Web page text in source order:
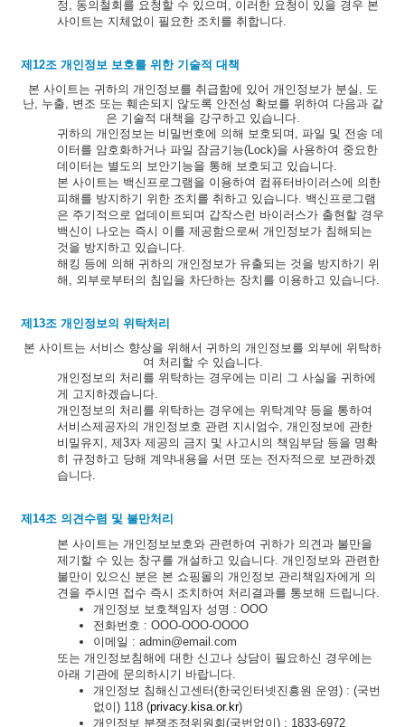
정, 동의철회를 요청할 수 있으며, 이러한 요청이 있을 경우 본
사이트는 지체없이 필요한 조치를 취합니다.
제12조 개인정보 보호를 위한 기술적 대책
본 사이트는 귀하의 개인정보를 취급함에 있어 개인정보가 분실, 도
난, 누출, 변조 또는 훼손되지 않도록 안전성 확보를 위하여 다음과 같
은 기술적 대책을 강구하고 있습니다.
귀하의 개인정보는 비밀번호에 의해 보호되며, 파일 및 전송 데
이터를 암호화하거나 파일 잠금기능(Lock)을 사용하여 중요한
데이터는 별도의 보안기능을 통해 보호되고 있습니다.
본 사이트는 백신프로그램을 이용하여 컴퓨터바이러스에 의한
피해를 방지하기 위한 조치를 취하고 있습니다. 백신프로그램
은 주기적으로 업데이트되며 갑작스런 바이러스가 출현할 경우
백신이 나오는 즉시 이를 제공함으로써 개인정보가 침해되는
것을 방지하고 있습니다.
해킹 등에 의해 귀하의 개인정보가 유출되는 것을 방지하기 위
해, 외부로부터의 침입을 차단하는 장치를 이용하고 있습니다.
제13조 개인정보의 위탁처리
본 사이트는 서비스 향상을 위해서 귀하의 개인정보를 외부에 위탁하
여 처리할 수 있습니다.
개인정보의 처리를 위탁하는 경우에는 미리 그 사실을 귀하에
게 고지하겠습니다.
개인정보의 처리를 위탁하는 경우에는 위탁계약 등을 통하여
서비스제공자의 개인정보호 관련 지시엄수, 개인정보에 관한
비밀유지, 제3자 제공의 금지 및 사고시의 책임부담 등을 명확
히 규정하고 당해 계약내용을 서면 또는 전자적으로 보관하겠
습니다.
제14조 의견수렴 및 불만처리
본 사이트는 개인정보보호와 관련하여 귀하가 의견과 불만을
제기할 수 있는 창구를 개설하고 있습니다. 개인정보와 관련한
불만이 있으신 분은 본 쇼핑몰의 개인정보 관리책임자에게 의
견을 주시면 접수 즉시 조치하여 처리결과를 통보해 드립니다.
개인정보 보호책임자 성명 : OOO
전화번호 : OOO-OOO-OOOO
이메일 : admin@email.com
또는 개인정보침해에 대한 신고나 상담이 필요하신 경우에는
아래 기관에 문의하시기 바랍니다.
개인정보 침해신고센터(한국인터넷진흥원 운영) : (국번
없이) 118 (privacy.kisa.or.kr)
개인정보 분쟁조정위원회(국번없이) : 1833-6972